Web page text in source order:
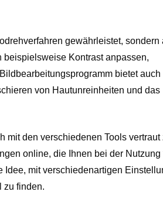
gewährleistet, sondern
Kontrast anpassen,
bietet auch
von Hautunreinheiten und das
mit den verschiedenen Tools vertraut
online, die Ihnen bei der Nutzung
mit verschiedenartigen
zu finden.